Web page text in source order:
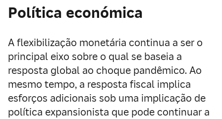
Política económica
A flexibilização monetária continua a ser o
principal eixo sobre o qual se baseia a
resposta global ao choque pandêmico. Ao
mesmo tempo, a resposta fiscal implica
esforços adicionais sob uma implicação de
política expansionista que pode continuar a